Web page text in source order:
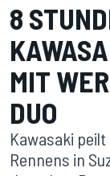
8
MIT
DUO
Kawasaki
Rennens in